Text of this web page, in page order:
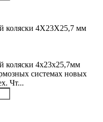
коляски 4Х23Х25,7 мм
коляски 4х23х25,7мм
системах новых
Чт...